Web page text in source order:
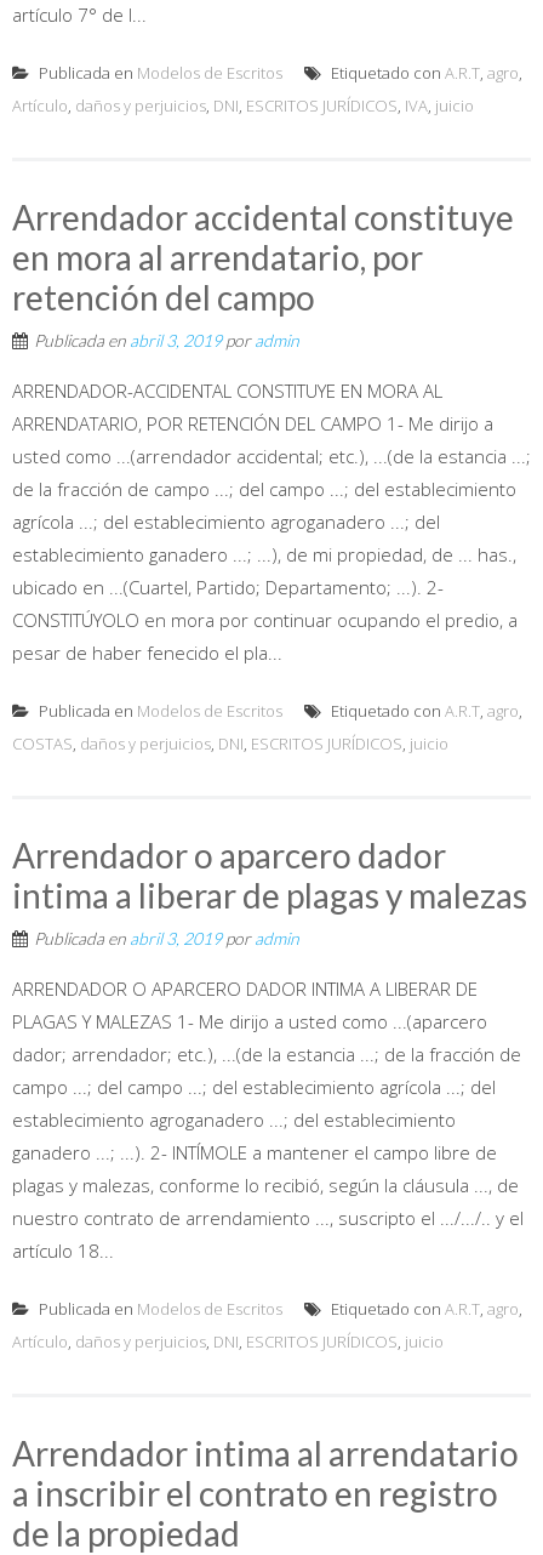
artículo 7° de l...
Publicada en Modelos de Escritos Etiquetado con A.R.T, agro,
Artículo, daños y perjuicios, DNI, ESCRITOS JURÍDICOS, IVA, juicio
Arrendador accidental constituye
en mora al arrendatario, por
retención del campo
Publicada en abril 3, 2019poradmin
ARRENDADOR-ACCIDENTAL CONSTITUYE EN MORA AL
ARRENDATARIO, POR RETENCIÓN DEL CAMPO 1- Me dirijo a
usted como ...(arrendador accidental; etc.), ...(de la estancia ...;
de la fracción de campo ...; del campo ...; del establecimiento
agrícola ...; del establecimiento agroganadero ...; del
establecimiento ganadero ...; ...), de mi propiedad, de ... has.,
ubicado en ...(Cuartel, Partido; Departamento; ...). 2-
CONSTITÚYOLO en mora por continuar ocupando el predio, a
pesar de haber fenecido el pla...
Publicada en Modelos de Escritos Etiquetado con A.R.T, agro,
COSTAS, daños y perjuicios, DNI, ESCRITOS JURÍDICOS, juicio
Arrendador o aparcero dador
intima a liberar de plagas y malezas
Publicada en abril 3, 2019poradmin
ARRENDADOR O APARCERO DADOR INTIMA A LIBERAR DE
PLAGAS Y MALEZAS 1- Me dirijo a usted como ...(aparcero
dador; arrendador; etc.), ...(de la estancia ...; de la fracción de
campo ...; del campo ...; del establecimiento agrícola ...; del
establecimiento agroganadero ...; del establecimiento
ganadero ...; ...). 2- INTÍMOLE a mantener el campo libre de
plagas y malezas, conforme lo recibió, según la cláusula ..., de
nuestro contrato de arrendamiento ..., suscripto el .../.../.. y el
artículo 18...
Publicada en Modelos de Escritos Etiquetado con A.R.T, agro,
Artículo, daños y perjuicios, DNI, ESCRITOS JURÍDICOS, juicio
Arrendador intima al arrendatario
a inscribir el contrato en registro
de la propiedad